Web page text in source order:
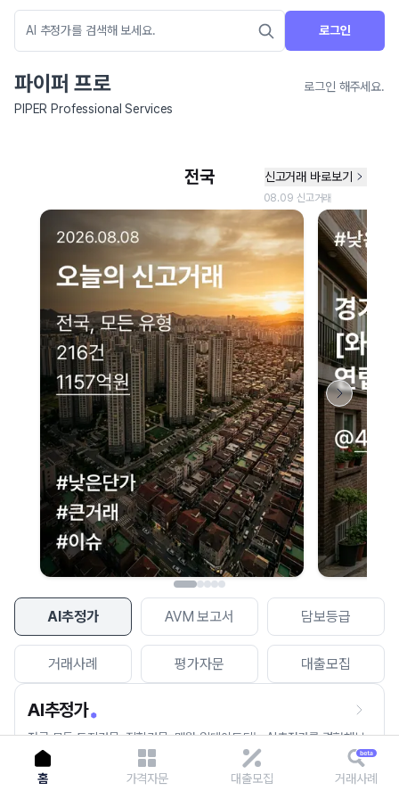
로그인
파이퍼 프로
로그인 해주세요.
PIPER Professional Services
AI추정가 AVM 보고서 담보등급
거래사례 평가자문 대출모집
AI추정가
전국 모든 토지건물, 집합건물, 매월 업데이트되는 AI추정가를 경험해보
세요.
네이버 지도 연결 안내
현재 네이버 지도 연결이 원활하지 않아 지도를 불러올 수 없습니다.
이용에 불편을 드려 죄송합니다.
다시 시도
홈 가격자문 대출모집 거래사례